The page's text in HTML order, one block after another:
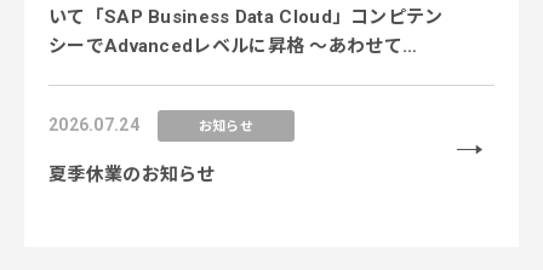
いて「SAP Business Data Cloud」コンピテン
シーでAdvancedレベルに昇格 〜あわせて
域の専門性を強化〜
2026.07.24 お知らせ
夏季休業のお知らせ